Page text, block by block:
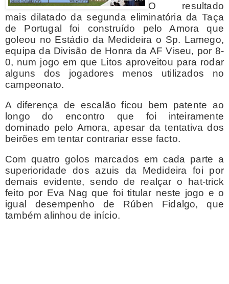
O resultado
mais dilatado da segunda eliminatória da Taça
de Portugal foi construído pelo Amora que
goleou no Estádio da Medideira o Sp. Lamego,
equipa da Divisão de Honra da AF Viseu, por 8-
0, num jogo em que Litos aproveitou para rodar
alguns dos jogadores menos utilizados no
campeonato.
A diferença de escalão ficou bem patente ao
longo do encontro que foi inteiramente
dominado pelo Amora, apesar da tentativa dos
beirões em tentar contrariar esse facto.
Com quatro golos marcados em cada parte a
superioridade dos azuis da Medideira foi por
demais evidente, sendo de realçar o hat-trick
feito por Eva Nag que foi titular neste jogo e o
igual desempenho de Rúben Fidalgo, que
também alinhou de início.